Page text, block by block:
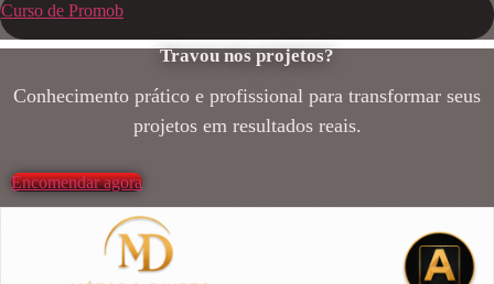
Curso de Promob
Travou nos projetos?
Conhecimento prático e profissional para transformar seus
projetos em resultados reais.
Encomendar agora